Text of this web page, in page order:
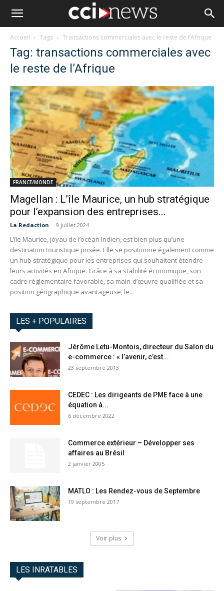
Accueil Tags Transactions commerciales avec le reste de l’Afrique
Tag: transactions commerciales avec
le reste de l’Afrique
FRANCE/MONDE
Magellan : L’île Maurice, un hub stratégique
pour l’expansion des entreprises...
La Redaction - 9 juillet 2024
L’île Maurice, joyau de l’océan Indien, est bien plus qu’une
destination touristique prisée. Elle se positionne également comme
un hub stratégique pour les entreprises qui souhaitent étendre
leurs activités en Afrique. Grâce à sa stabilité économique, son
cadre réglementaire favorable, sa main-d’œuvre qualifiée et sa
position géographique avantageuse, le...
LES + POPULAIRES
Jérôme Letu-Montois, directeur du Salon du
e-commerce : « l’avenir, c’est...
23 septembre 2013
CEDEC : Les dirigeants de PME face à une
équation à...
6 décembre 2022
Commerce extérieur – Développer ses
affaires au Brésil
2 janvier 2005
MATLO : Les Rendez-vous de Septembre
19 septembre 2017
Voir plus
LES INRATABLES